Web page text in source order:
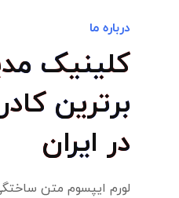
درباره ما
کلینیک
برترین
در ایران
لورم ایپسوم متن